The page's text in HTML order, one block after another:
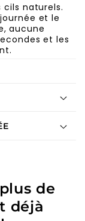
cils naturels.
et le
aucune
et les
de
déjà